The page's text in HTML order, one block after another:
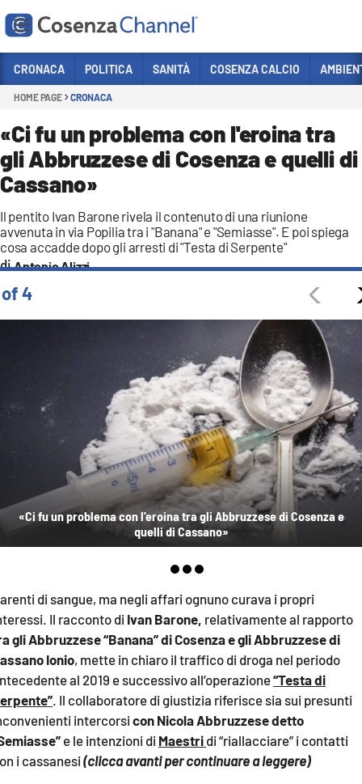
Sezioni
CRONACA
POLITICA
COSENZA CALCIO
ECONOMIA E LAVORO
ITALIA MONDO
SANITÀ
SPORT
Streaming
LAC NETWORK
LAC ONAIR
LACTV.IT
LACONAIR.IT
LACITYMAG.IT
ILREGGINO.IT
COSENZACHANNEL.IT
ILVIBONESE.IT
CRONACA POLITICA SANITÀ COSENZA CALCIO
HOME PAGE CRONACA
«Ci fu un problema con l'eroina tra
gli Abbruzzese di Cosenza e quelli di
Cassano»
Il pentito Ivan Barone rivela il contenuto di una riunione
avvenuta in via Popilia tra i "Banana" e "Semiasse". E poi spiega
cosa accadde dopo gli arresti di "Testa di Serpente"
Antonio Alizzi
of 4
«Ci fu un problema con l'eroina tra gli Abbruzzese di Cosenza e
quelli di Cassano»
di sangue, ma negli affari ognuno curava i propri
Il racconto di Ivan Barone, relativamente al rapporto
gli Abbruzzese “Banana” di Cosenza e gli Abbruzzese di
Ionio, mette in chiaro il traffico di droga nel periodo
al 2019 e successivo all’operazione“Testa di
. Il collaboratore di giustizia riferisce sia sui presunti
intercorsicon Nicola Abbruzzese detto
e le intenzioni di Maestri di “riallacciare” i contatti
i cassanesi(clicca avanti per continuare a leggere)